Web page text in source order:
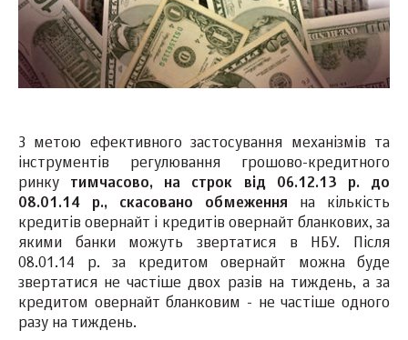
З метою ефективного застосування механізмів та
інструментів регулювання грошово-кредитного
ринку тимчасово, на строк від 06.12.13 р. до
08.01.14 р., скасовано обмеження на кількість
кредитів овернайт і кредитів овернайт бланкових, за
якими банки можуть звертатися в НБУ. Після
08.01.14 р. за кредитом овернайт можна буде
звертатися не частіше двох разів на тиждень, а за
кредитом овернайт бланковим - не частіше одного
разу на тиждень.